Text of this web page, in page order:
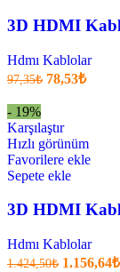
3D HDMI
Hdmı Kablolar
97,35₺ Orijinal
78,53₺Şu
.
- 19%
Karşılaştır
Hızlı görünüm
Favorilere ekle
Sepete ekle
3D HDMI
Hdmı Kablolar
1.424,50₺ Orijinal
1.156,64₺